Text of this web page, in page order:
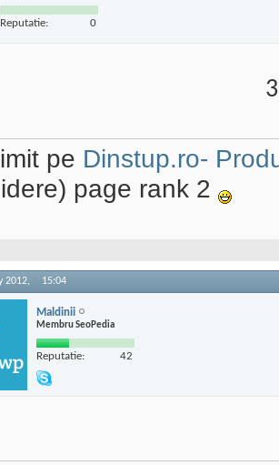
Reputatie: 0
pe Dinstup.ro-
page rank 2
2012, 15:04
Maldinii
Membru SeoPedia
Reputatie: 42